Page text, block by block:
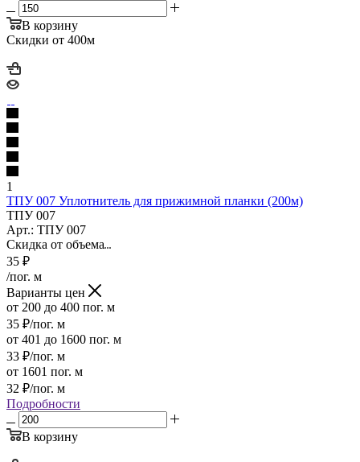
В корзину
Скидки от 400м
1
ТПУ 007 Уплотнитель для прижимной планки (200м)
ТПУ 007
Арт.: ТПУ 007
Скидка от объема
35 ₽
/пог. м
Варианты цен
от 200 до 400 пог. м
35 ₽/пог. м
от 401 до 1600 пог. м
33 ₽/пог. м
от 1601 пог. м
32 ₽/пог. м
Подробности
В корзину